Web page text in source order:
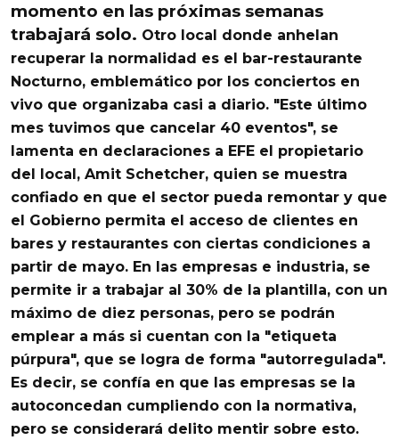
momento en las próximas semanas
trabajará solo. Otro local donde anhelan
recuperar la normalidad es el bar-restaurante
Nocturno, emblemático por los conciertos en
vivo que organizaba casi a diario. "Este último
mes tuvimos que cancelar 40 eventos", se
lamenta en declaraciones a EFE el propietario
del local, Amit Schetcher, quien se muestra
confiado en que el sector pueda remontar y que
el Gobierno permita el acceso de clientes en
bares y restaurantes con ciertas condiciones a
partir de mayo. En las empresas e industria, se
permite ir a trabajar al 30% de la plantilla, con un
máximo de diez personas, pero se podrán
emplear a más si cuentan con la "etiqueta
púrpura", que se logra de forma "autorregulada".
Es decir, se confía en que las empresas se la
autoconcedan cumpliendo con la normativa,
pero se considerará delito mentir sobre esto.